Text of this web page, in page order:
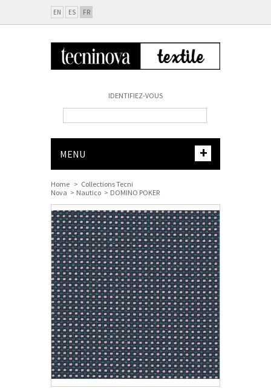
IDENTIFIEZ-VOUS
EN ES FR
+
MENU
Home > Collections Tecni
Nova > Nautico > DOMINO POKER